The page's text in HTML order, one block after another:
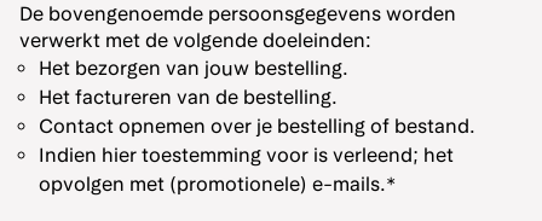
De bovengenoemde persoonsgegevens worden
verwerkt met de volgende doeleinden:
Het bezorgen van jouw bestelling.
Het factureren van de bestelling.
Contact opnemen over je bestelling of bestand.
Indien hier toestemming voor is verleend; het
opvolgen met (promotionele) e-mails.*